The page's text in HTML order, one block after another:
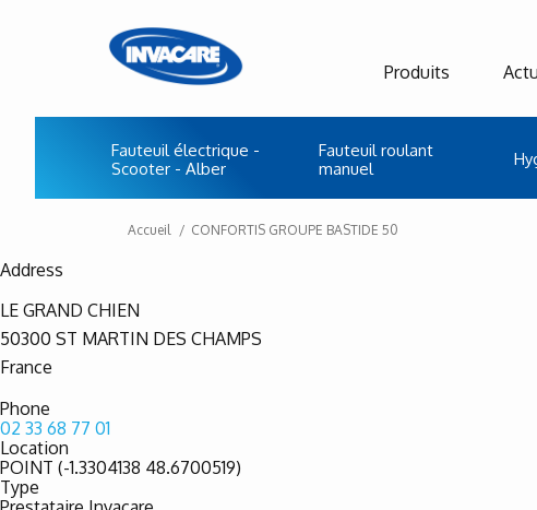
Produits
Fauteuil électrique -
Scooter - Alber
Fauteuil roulant
manuel
Accueil CONFORTIS GROUPE BASTIDE 50
Address
LE GRAND CHIEN
50300 ST MARTIN DES CHAMPS
France
Phone
02 33 68 77 01
Location
POINT (-1.3304138 48.6700519)
Type